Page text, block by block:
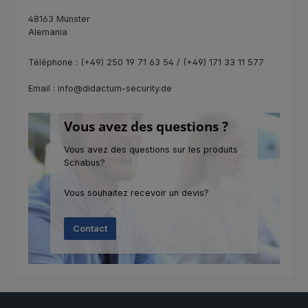
48163 Münster
Alemania
Téléphone : (+49) 250 19 71 63 54 / (+49) 171 33 11 577
Email : info@didactum-security.de
Vous avez des questions ?
Vous avez des questions sur les produits
Schabus?
Vous souhaitez recevoir un devis?
Contact